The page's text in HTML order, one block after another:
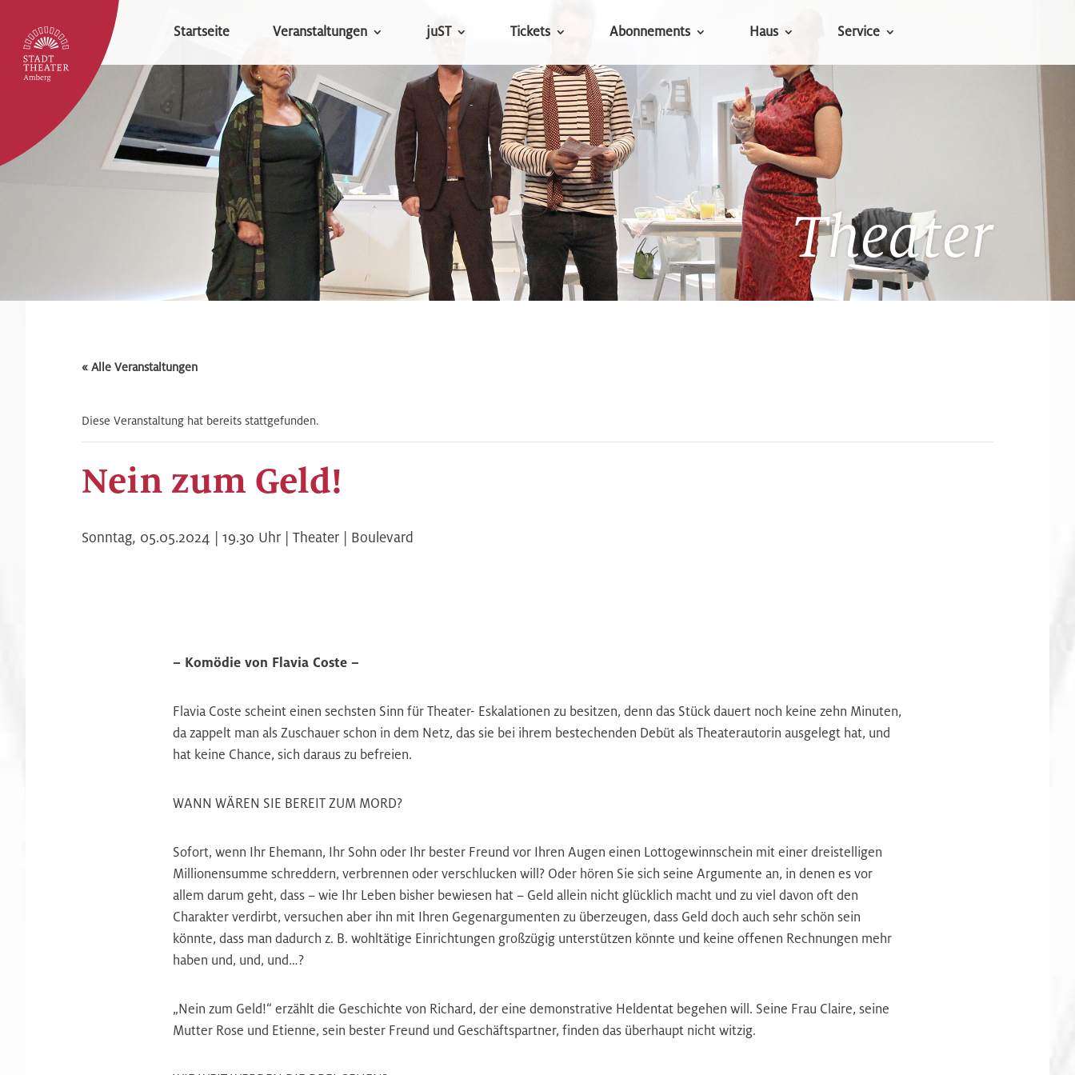
Startseite Veranstaltungen juST Tickets Abonnements Haus Service
Theater
« Alle Veranstaltungen
Diese Veranstaltung hat bereits stattgefunden.
Nein zum Geld!
Sonntag, 05.05.2024 | 19.30 Uhr | Theater | Boulevard
– Komödie von Flavia Coste –
Flavia Coste scheint einen sechsten Sinn für Theater- Eskalationen zu besitzen, denn das Stück dauert noch keine zehn Minuten,
da zappelt man als Zuschauer schon in dem Netz, das sie bei ihrem bestechenden Debüt als Theaterautorin ausgelegt hat, und
hat keine Chance, sich daraus zu befreien.
WANN WÄREN SIE BEREIT ZUM MORD?
Sofort, wenn Ihr Ehemann, Ihr Sohn oder Ihr bester Freund vor Ihren Augen einen Lottogewinnschein mit einer dreistelligen
Millionensumme schreddern, verbrennen oder verschlucken will? Oder hören Sie sich seine Argumente an, in denen es vor
allem darum geht, dass – wie Ihr Leben bisher bewiesen hat – Geld allein nicht glücklich macht und zu viel davon oft den
Charakter verdirbt, versuchen aber ihn mit Ihren Gegenargumenten zu überzeugen, dass Geld doch auch sehr schön sein
könnte, dass man dadurch z. B. wohltätige Einrichtungen großzügig unterstützen könnte und keine offenen Rechnungen mehr
haben und, und, und…?
„Nein zum Geld!“ erzählt die Geschichte von Richard, der eine demonstrative Heldentat begehen will. Seine Frau Claire, seine
Mutter Rose und Etienne, sein bester Freund und Geschäftspartner, finden das überhaupt nicht witzig.